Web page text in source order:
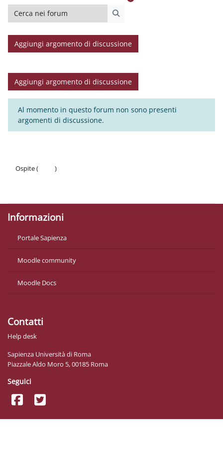
Cerca nei forum
Aggiungi argomento di discussione
Aggiungi argomento di discussione
Al momento in questo forum non sono presenti
argomenti di discussione.
Ospite (
)
Informazioni
Portale Sapienza
Moodle community
Moodle Docs
Contatti
Help desk
Sapienza Università di Roma
Piazzale Aldo Moro 5, 00185 Roma
Seguici